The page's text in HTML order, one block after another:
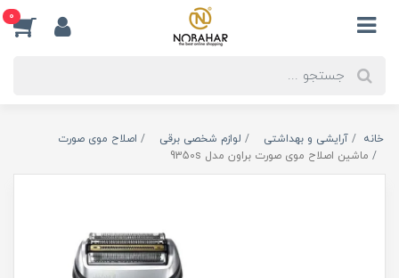
0
خانه آرایشی و بهداشتی لوازم شخصی برقی
اصلاح موی صورت
ماشین اصلاح موی صورت براون مدل 9350s